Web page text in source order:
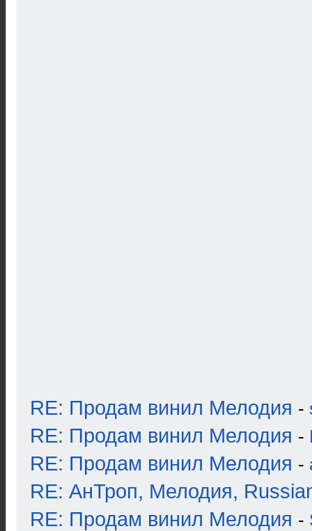
RE: Продам винил Мелодия -
RE: Продам винил Мелодия -
RE: Продам винил Мелодия -
RE: АнТроп, Мелодия,
RE: Продам винил Мелодия -